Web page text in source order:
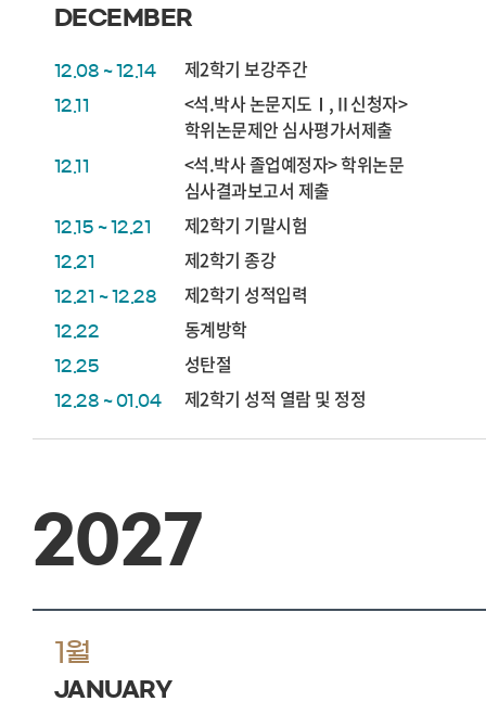
DECEMBER
12.08 ~ 12.14 제2학기 보강주간
12.11
<석.박사 논문지도Ⅰ,Ⅱ신청자>
학위논문제안 심사평가서제출
12.11
<석.박사 졸업예정자> 학위논문
심사결과보고서 제출
12.15 ~ 12.21 제2학기 기말시험
12.21 제2학기 종강
12.21 ~ 12.28 제2학기 성적입력
12.22 동계방학
12.25 성탄절
12.28 ~ 01.04 제2학기 성적 열람 및 정정
2027
1월
JANUARY